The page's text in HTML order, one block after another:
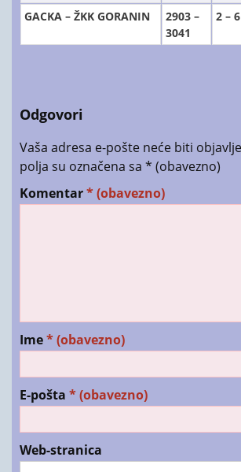
GACKA – ŽKK GORANIN
2903 –
3041
2 – 6
Odgovori
Vaša adresa e-pošte neće biti
polja su označena sa * (obavezno)
Komentar* (obavezno)
Ime* (obavezno)
E-pošta * (obavezno)
Web-stranica